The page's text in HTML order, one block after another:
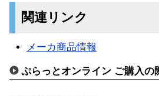
関連リンク
メーカ商品情報
ぷらっとオンライン ご購入の